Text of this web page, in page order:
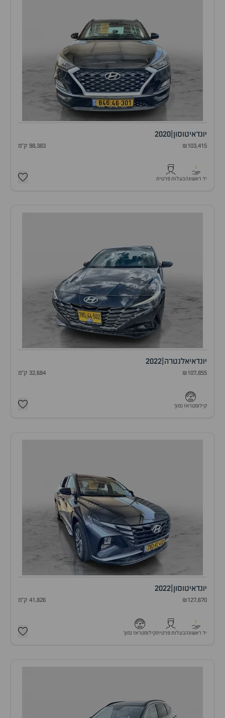
יונדאיטוסון 2020
₪103,415 98,383 ק"מ
1
יד ראשונהבעלות פרטית
יונדאיאלנטרה 2022
₪107,855 32,684 ק"מ
קילומטראז נמוך
יונדאיטוסון 2022
₪127,670 41,826 ק"מ
1
יד ראשונהבעלות פרטיתקילומטראז נמוך